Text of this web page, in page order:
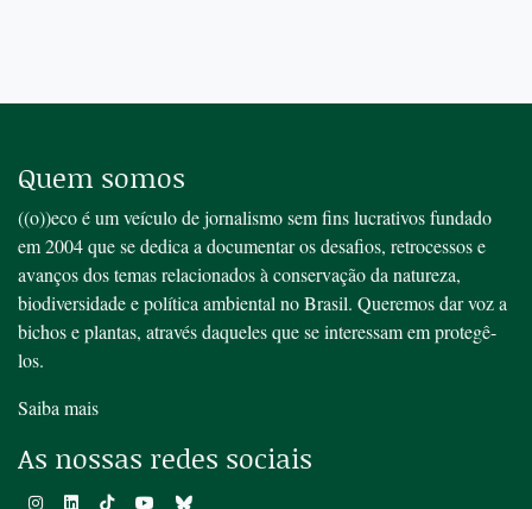
Quem somos
((o))eco é um veículo de jornalismo sem fins lucrativos fundado
em 2004 que se dedica a documentar os desafios, retrocessos e
avanços dos temas relacionados à conservação da natureza,
biodiversidade e política ambiental no Brasil. Queremos dar voz a
bichos e plantas, através daqueles que se interessam em protegê-
los.
Saiba mais
As nossas redes sociais